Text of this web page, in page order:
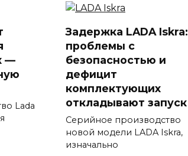
—
Lada
Задержка LADA Iskra:
проблемы с
безопасностью и
дефицит
комплектующих
откладывают запуск
Серийное производство
новой модели LADA Iskra,
изначально